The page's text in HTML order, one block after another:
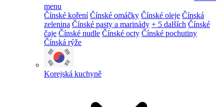
menu
Čínské koření Čínské omáčky Čínské oleje Čínská
zelenina Čínské pasty a marinády + 5 dalších Čínské
čaje Čínské nudle Čínské octy Čínské pochutiny
Čínská rýže
Korejská kuchyně